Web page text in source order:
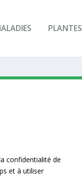
PLANTES
confidentialité de
et à utiliser